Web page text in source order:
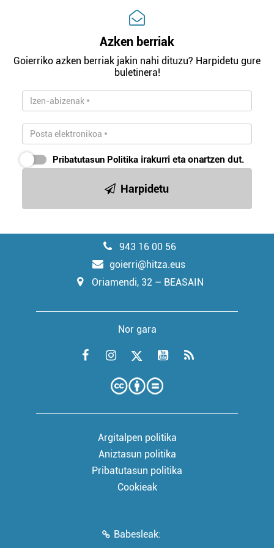
Azken berriak
Goierriko azken berriak jakin nahi dituzu? Harpidetu gure
buletinera!
Pribatutasun Politika irakurri eta onartzen dut.
Harpidetu
943 16 00 56
goierri@hitza.eus
Oriamendi, 32 – BEASAIN
Nor gara
Argitalpen politika
Aniztasun politika
Pribatutasun politika
Cookieak
Babesleak: